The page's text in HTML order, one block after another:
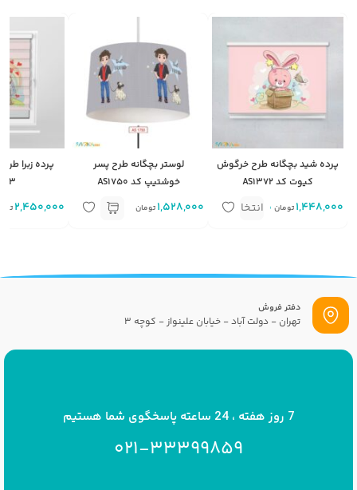
پرده شید بچگانه طرح خرگوش
کیوت کد AS1372
1,448,000 تومانمتر مربع
انتخاب
لوستر بچگانه طرح پسر
خوشتیپ کد AS1750
1,528,000 تومان
پرده زبرا
2,450,000
دفتر فروش
تهران - دولت آباد - خیابان علینواز - کوچه 3
7 روز هفته ، 24 ساعته پاسخگوی شما هستیم
021-33399859